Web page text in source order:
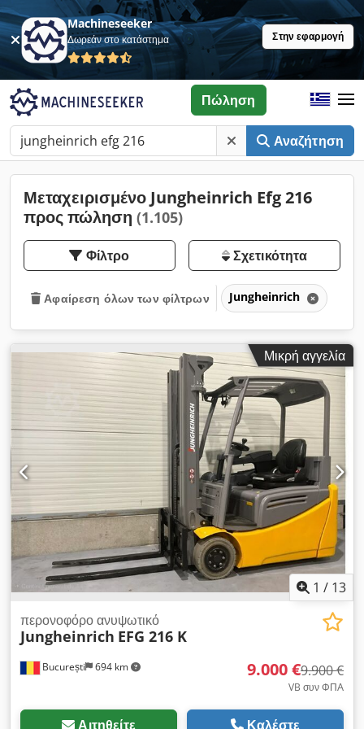
Machineseeker
Δωρεάν στο κατάστημα Στην εφαρμογή
Αναζήτηση
Πώληση
Μεταχειρισμένο Jungheinrich Efg 216
προς πώληση (1.105)
Φίλτρο Σχετικότητα
Αφαίρεση όλων των φίλτρων Jungheinrich
Μικρή αγγελία
1 / 13
București 694 km
περονοφόρο ανυψωτικό
Jungheinrich EFG 216 K
9.000 €9.900 €
VB συν ΦΠΑ
Αιτηθείτε Καλέστε